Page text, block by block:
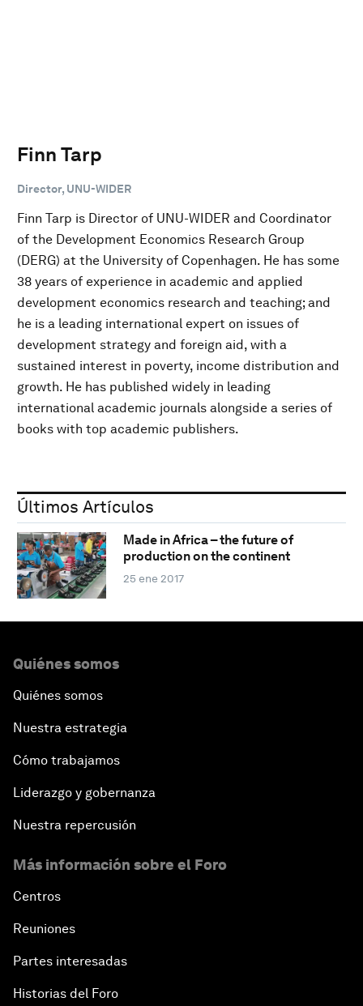
Finn Tarp
Director, UNU-WIDER
Finn Tarp is Director of UNU-WIDER and Coordinator
of the Development Economics Research Group
(DERG) at the University of Copenhagen. He has some
38 years of experience in academic and applied
development economics research and teaching; and
he is a leading international expert on issues of
development strategy and foreign aid, with a
sustained interest in poverty, income distribution and
growth. He has published widely in leading
international academic journals alongside a series of
books with top academic publishers.
Últimos Artículos
Made in Africa – the future of
production on the continent
25 ene 2017
Quiénes somos
Quiénes somos
Nuestra estrategia
Cómo trabajamos
Liderazgo y gobernanza
Nuestra repercusión
Más información sobre el Foro
Centros
Reuniones
Partes interesadas
Historias del Foro